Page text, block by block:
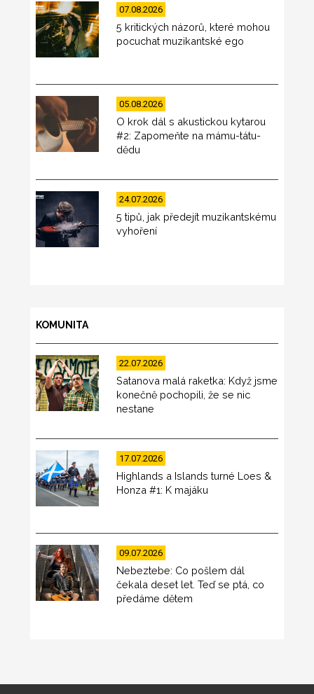
07.08.2026
5 kritických názorů, které mohou
pocuchat muzikantské ego
05.08.2026
O krok dál s akustickou kytarou
#2: Zapomeňte na mámu-tátu-
dědu
24.07.2026
5 tipů, jak předejít muzikantskému
vyhoření
KOMUNITA
22.07.2026
Satanova malá raketka: Když jsme
konečně pochopili, že se nic
nestane
17.07.2026
Highlands a Islands turné Loes &
Honza #1: K majáku
09.07.2026
Nebeztebe: Co pošlem dál
čekala deset let. Teď se ptá, co
předáme dětem